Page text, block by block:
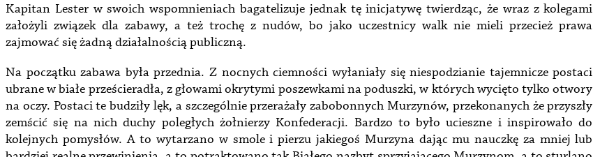
Kapitan Lester w swoich wspomnieniach bagatelizuje jednak tę inicjatywę twierdząc, że wraz z kolegami
założyli związek dla zabawy, a też trochę z nudów, bo jako uczestnicy walk nie mieli przecież prawa
zajmować się żadną działalnością publiczną.
Na początku zabawa była przednia. Z nocnych ciemności wyłaniały się niespodzianie tajemnicze postaci
ubrane w białe prześcieradła, z głowami okrytymi poszewkami na poduszki, w których wycięto tylko otwory
na oczy. Postaci te budziły lęk, a szczególnie przerażały zabobonnych Murzynów, przekonanych że przyszły
zemścić się na nich duchy poległych żołnierzy Konfederacji. Bardzo to było ucieszne i inspirowało do
kolejnych pomysłów. A to wytarzano w smole i pierzu jakiegoś Murzyna dając mu nauczkę za mniej lub